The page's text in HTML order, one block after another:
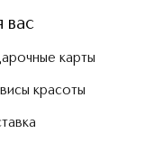
вас
карты
красоты